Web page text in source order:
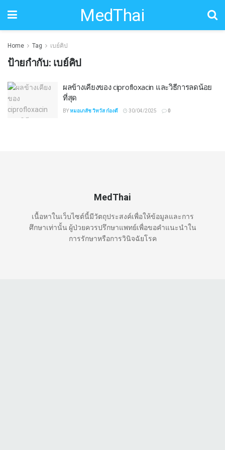
MedThai
Home Tag เบย์คิป
ป้ายกำกับ: เบย์คิป
ผลข้างเคียงของ ciprofloxacin และวิธีการลดน้อย
ที่สุด
BYหมอเภสัช วิทวัส ก๋องดี 30/04/2025 0
MedThai
เนื้อหาในเว็บไซต์นี้มีวัตถุประสงค์เพื่อให้ข้อมูลและการ
ศึกษาเท่านั้น ผู้ป่วยควรปรึกษาแพทย์เพื่อขอคำแนะนำใน
การรักษาหรือการวินิจฉัยโรค